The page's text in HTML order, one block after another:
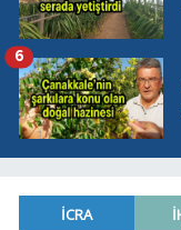
6